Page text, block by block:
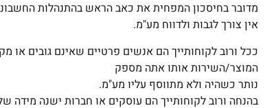
מדובר בחיסכון המפחית את כאב הראש בהתנהלות
אין צורך לגבות ולדווח מע"מ.
ככל ורוב לקוחותייך הם אנשים פרטיים שאינם גובים או
המוצר/השירות אותו אתה מספק
נותר כשהיה ולא מתווסף עליו מע"מ.
בהנחה ורוב לקוחותייך הם עוסקים או חברות ישנה מידה